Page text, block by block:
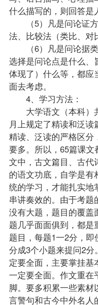
什么描写的，则回答是
（5）凡是问论证方
法、比较法（类比、对
（6）凡是问论据类
选择是问论点是什么、
体现了）什么等，都
面去考虑。
4、学习方法：
大学语文（本科）共
月上规定了精读和泛读
精读、泛读的严格区分
要多。所以，65篇课
文中，古文篇目、古
的语文功底，自学是
统的学习，才能扎实地
串讲奏效的。由于考题
没有大题，题目的覆
题几乎面面俱到，都
题目，每题1一2分，
分成3个小题来提问2
定要全面，主要掌挂基
一定要全面。作文重在
脚。要多积累一些素材
言警句和古今中外名人